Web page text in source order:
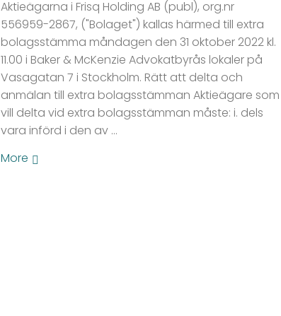
Aktieägarna i Frisq Holding AB (publ), org.nr
556959-2867, ("Bolaget") kallas härmed till extra
bolagsstämma måndagen den 31 oktober 2022 kl.
11.00 i Baker & McKenzie Advokatbyrås lokaler på
Vasagatan 7 i Stockholm. Rätt att delta och
anmälan till extra bolagsstämman Aktieägare som
vill delta vid extra bolagsstämman måste: i. dels
vara införd i den av …
More